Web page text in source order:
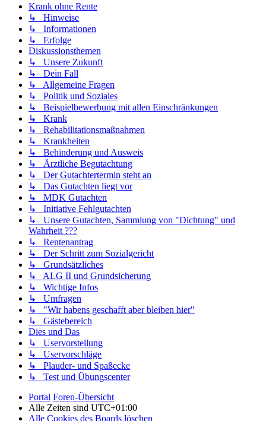
Krank ohne Rente
↳ Hinweise
↳ Informationen
↳ Erfolge
Diskussionsthemen
↳ Unsere Zukunft
↳ Dein Fall
↳ Allgemeine Fragen
↳ Politik und Soziales
↳ Beispielbewerbung mit allen Einschränkungen
↳ Krank
↳ Rehabilitationsmaßnahmen
↳ Krankheiten
↳ Behinderung und Ausweis
↳ Ärztliche Begutachtung
↳ Der Gutachtertermin steht an
↳ Das Gutachten liegt vor
↳ MDK Gutachten
↳ Initiative Fehlgutachten
↳ Unsere Gutachten, Sammlung von "Dichtung" und
Wahrheit ???
↳ Rentenantrag
↳ Der Schritt zum Sozialgericht
↳ Grundsätzliches
↳ ALG II und Grundsicherung
↳ Wichtige Infos
↳ Umfragen
↳ "Wir habens geschafft aber bleiben hier"
↳ Gästebereich
Dies und Das
↳ Uservorstellung
↳ Uservorschläge
↳ Plauder- und Spaßecke
↳ Test und Übungscenter
Portal Foren-Übersicht
Alle Zeiten sind UTC+01:00
Alle Cookies des Boards löschen